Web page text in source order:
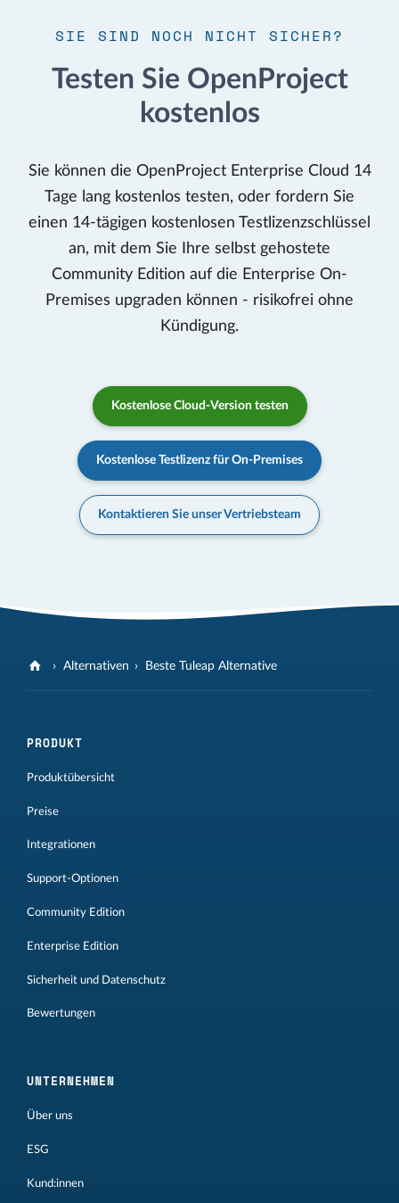
SIE SIND NOCH NICHT SICHER?
Testen Sie OpenProject
kostenlos
Sie können die OpenProject Enterprise Cloud 14
Tage lang kostenlos testen, oder fordern Sie
einen 14-tägigen kostenlosen Testlizenzschlüssel
an, mit dem Sie Ihre selbst gehostete
Community Edition auf die Enterprise On-
Premises upgraden können - risikofrei ohne
Kündigung.
Kostenlose Cloud-Version testen
Kostenlose Testlizenz für On-Premises
Kontaktieren Sie unser Vertriebsteam
Alternativen Beste Tuleap Alternative
PRODUKT
Produktübersicht
Preise
Integrationen
Support-Optionen
Community Edition
Enterprise Edition
Sicherheit und Datenschutz
Bewertungen
UNTERNEHMEN
Über uns
ESG
Kund:innen